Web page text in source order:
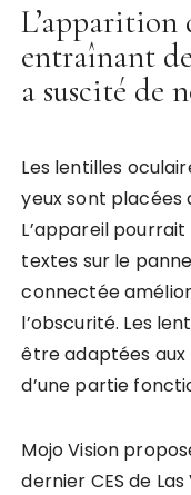
L’apparition
entraînant
a suscité de
Les lentilles
yeux sont
L’appareil
textes sur le
connectée
l’obscurité. Les
être adaptées aux
d’une partie
Mojo Vision
dernier CES de